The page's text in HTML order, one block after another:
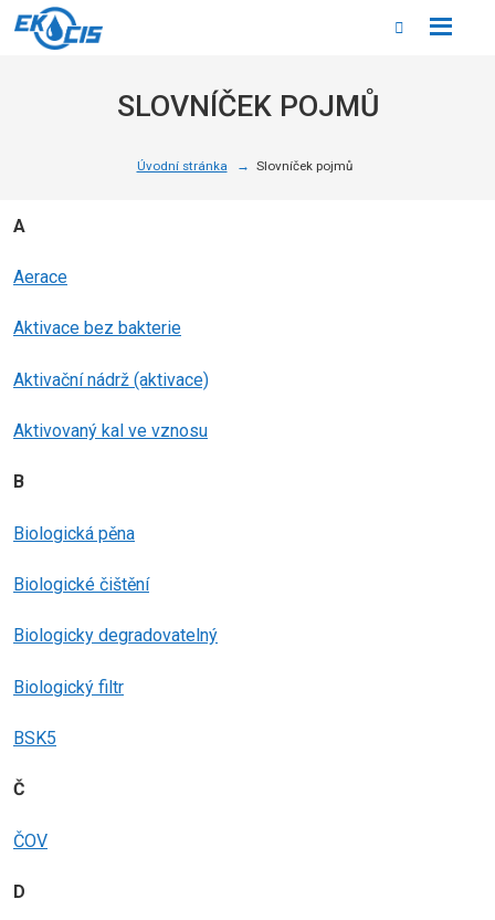
SLOVNÍČEK POJMŮ
Úvodní stránka Slovníček pojmů
A
Aerace
Aktivace bez bakterie
Aktivační nádrž (aktivace)
Aktivovaný kal ve vznosu
B
Biologická pěna
Biologické čištění
Biologicky degradovatelný
Biologický filtr
BSK5
Č
ČOV
D